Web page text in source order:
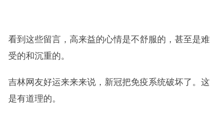
看到这些留言，高来益的心情是不舒服的，甚至是难
受的和沉重的。
吉林网友好运来来来说，新冠把免疫系统破坏了。这
是有道理的。